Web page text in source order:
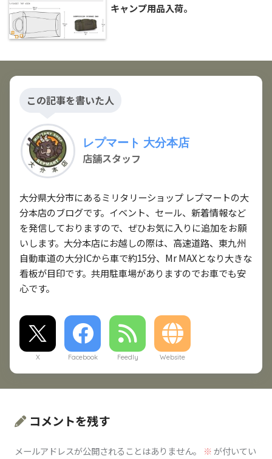
キャンプ用品入荷。
この記事を書いた人
レプマート 大分本店
店舗スタッフ
大分県大分市にあるミリタリーショップ レプマートの大
分本店のブログです。イベント、セール、新着情報など
を発信しておりますので、ぜひお気に入りに追加をお願
いします。大分本店にお越しの際は、高速道路、東九州
自動車道の大分ICから車で約15分、Mr MAXとなり大きな
看板が目印です。共用駐車場がありますのでお車でも安
心です。
X Facebook Feedly Website
コメントを残す
メールアドレスが公開されることはありません。 ※が付いてい